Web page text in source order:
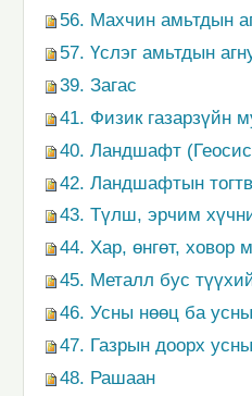
56. Махчин амьтдын
57. Үслэг амьтдын
39. Загас
41. Физик газарзүйн
40. Ландшафт
42. Ландшафтын
43. Түлш, эрчим
44. Хар, өнгөт, ховор
45. Металл бус
46. Усны нөөц ба
47. Газрын доорх
48. Рашаан